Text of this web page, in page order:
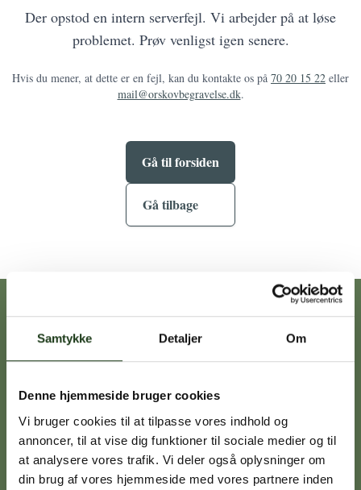
Samtykke Detaljer Om
Denne hjemmeside bruger cookies
Vi bruger cookies til at tilpasse vores indhold og
annoncer, til at vise dig funktioner til sociale medier og til
at analysere vores trafik. Vi deler også oplysninger om
din brug af vores hjemmeside med vores partnere inden
Der opstod en intern serverfejl. Vi arbejder på at løse
problemet. Prøv venligst igen senere.
Hvis du mener, at dette er en fejl, kan du kontakte os på 70 20 15 22 eller
mail@orskovbegravelse.dk.
Gå til forsiden
Gå tilbage
Vores afdelinger
Holbæk
59 45 10 14